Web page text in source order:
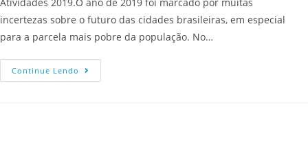
incertezas sobre o futuro das cidades brasileiras, em especial
para a parcela mais pobre da população. No…
Continue Lendo